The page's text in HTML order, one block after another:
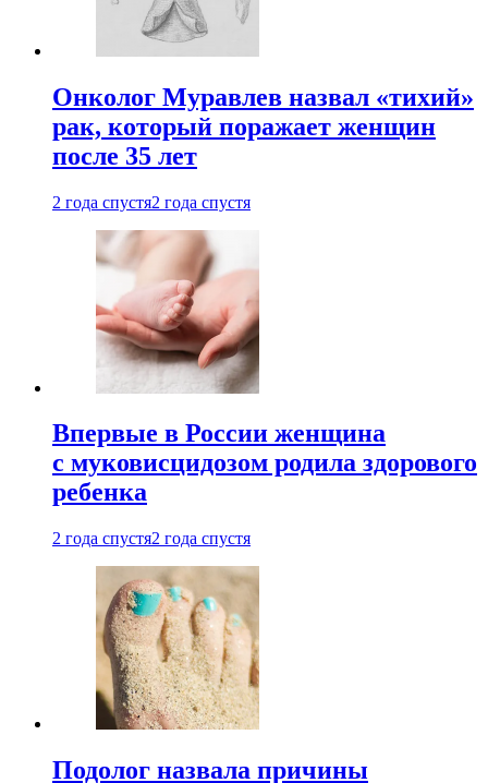
Онколог Муравлев назвал «тихий»
рак, который поражает женщин
после 35 лет
2 года спустя2 года спустя
Впервые в России женщина
с муковисцидозом родила здорового
ребенка
2 года спустя2 года спустя
Подолог назвала причины